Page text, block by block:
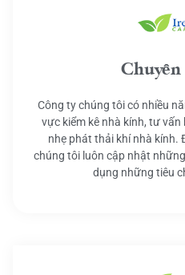
Công ty chúng tôi có nhiều
vực kiểm kê nhà kính, tư vấn
nhẹ phát thải khí nhà kính.
chúng tôi luôn cập nhật
dụng những tiêu